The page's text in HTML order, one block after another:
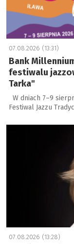
07.08.2026 (13:31)
Bank
festiwalu
Tarka"
W dniach 7–9
Festiwal Jazzu
a
07.08.2026 (13:28)